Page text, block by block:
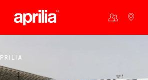
Vai al contenuto principale